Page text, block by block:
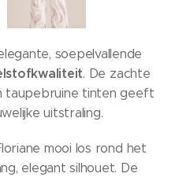
soepelvallende
. De zachte
taupebruine tinten geeft
uitstraling.
mooi los rond het
elegant silhouet. De